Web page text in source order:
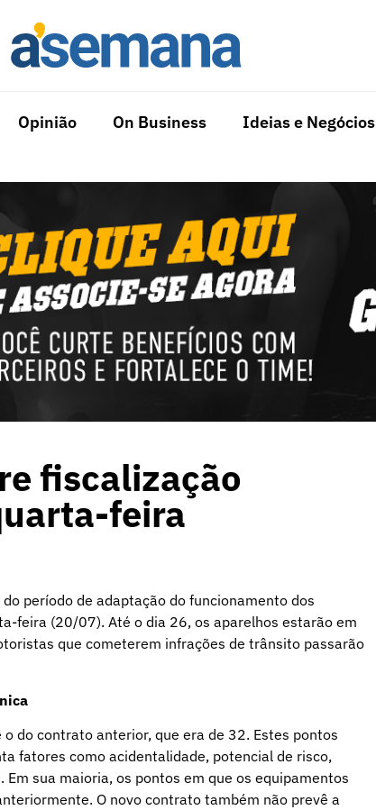
Opinião On Business Ideias e Negócios
fiscalização
feira
período de adaptação do funcionamento dos
feira (20/07). Até o dia 26, os aparelhos estarão em
que cometerem infrações de trânsito passarão
do contrato anterior, que era de 32. Estes pontos
fatores como acidentalidade, potencial de risco,
sua maioria, os pontos em que os equipamentos
O novo contrato também não prevê a